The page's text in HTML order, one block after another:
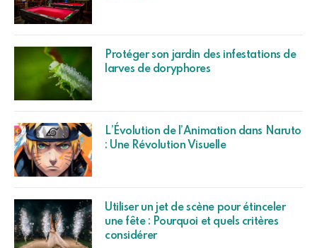
Protéger son jardin des infestations de
larves de doryphores
L’Évolution de l’Animation dans Naruto
: Une Révolution Visuelle
Utiliser un jet de scène pour étinceler
une fête : Pourquoi et quels critères
considérer